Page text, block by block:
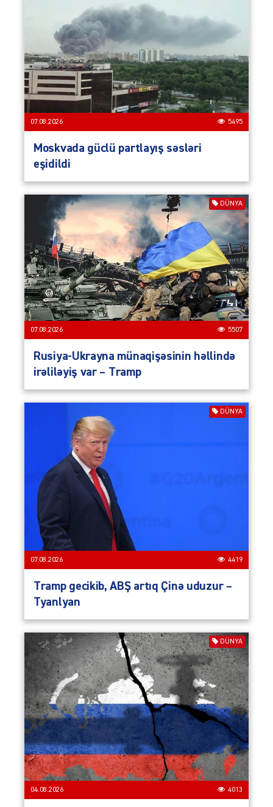
07.08.2026 5495
Moskvada güclü partlayış səsləri
eşidildi
DÜNYA
07.08.2026 5507
Rusiya-Ukrayna münaqişəsinin həllində
irəliləyiş var – Tramp
DÜNYA
07.08.2026 4419
Tramp gecikib, ABŞ artıq Çinə uduzur –
Tyanlyan
DÜNYA
04.08.2026 4013